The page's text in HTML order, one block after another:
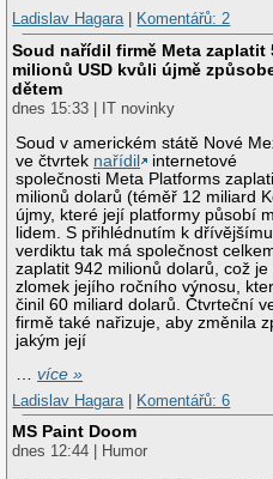
Ladislav Hagara| Komentářů: 2
Soud nařídil firmě Meta zaplatit
milionů USD kvůli újmě
dětem
dnes 15:33 | IT novinky
Soud v americkém státě Nové
ve čtvrtek nařídil
internetové
společnosti Meta Platforms
milionů dolarů (téměř 12 miliard
újmy, které její platformy působí
lidem. S přihlédnutím k dřívějšímu
verdiktu tak má společnost
zaplatit 942 milionů dolarů, což je
zlomek jejího ročního výnosu,
činil 60 miliard dolarů. Čtvrteční
firmě také nařizuje, aby změnila
jakým její
…více »
Ladislav Hagara
Komentářů: 6
MS Paint Doom
dnes 12:44 | Humor